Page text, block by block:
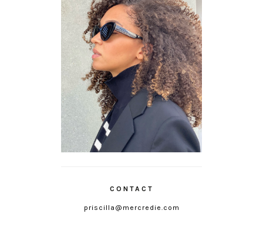
CONTACT
priscilla@mercredie.com